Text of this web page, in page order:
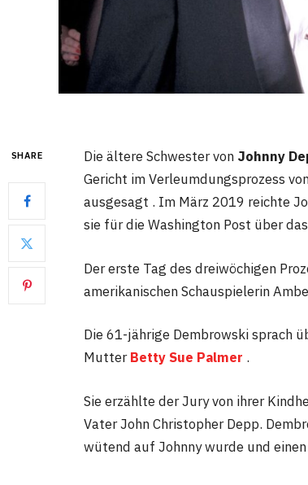
SHARE Die ältere Schwester von Johnny
Gericht im Verleumdungsprozess
ausgesagt . Im März 2019 reichte
sie für die Washington Post über
Der erste Tag des dreiwöchigen
amerikanischen Schauspielerin
Die 61-jährige Dembrowski sprach
MutterBetty Sue Palmer .
Sie erzählte der Jury von ihrer
Vater John Christopher Depp.
wütend auf Johnny wurde und